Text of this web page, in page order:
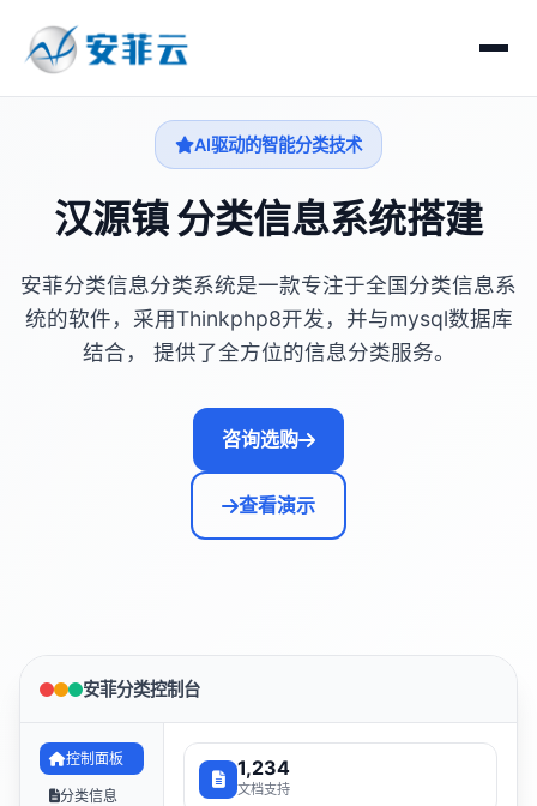
AI驱动的智能分类技术
汉源镇 分类信息系统搭建
安菲分类信息分类系统是一款专注于全国分类信息系
统的软件，采用Thinkphp8开发，并与mysql数据库
结合， 提供了全方位的信息分类服务。
咨询选购
查看演示
安菲分类控制台
控制面板
分类信息
1,234
文档支持